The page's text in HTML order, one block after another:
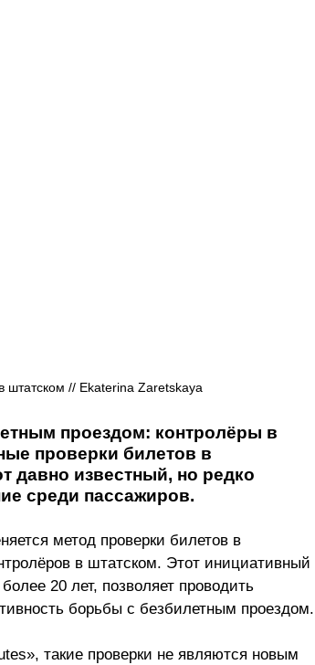
штатском // Ekaterina Zaretskaya
проездом: контролёры в
проверки билетов в
давно известный, но редко
среди пассажиров.
метод проверки билетов в
в штатском. Этот инициативный
20 лет, позволяет проводить
борьбы с безбилетным проездом.
такие проверки не являются новым